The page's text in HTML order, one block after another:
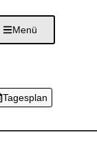
Menü
Tagesplan